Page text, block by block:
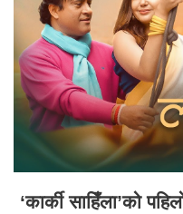
‘कार्की साहिँला’को